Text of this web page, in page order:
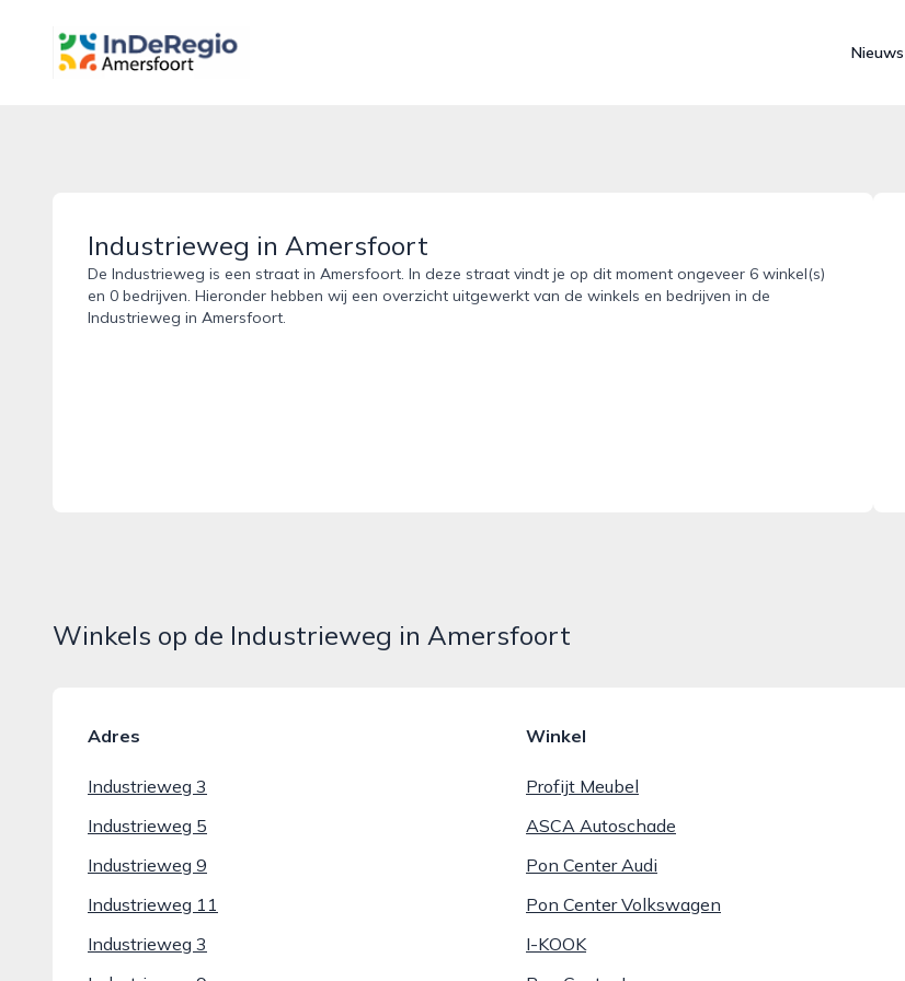
inderegioamersfoort.nl
Nieuws
Industrieweg in Amersfoort
De Industrieweg is een straat in Amersfoort. In deze straat vindt je op dit moment ongeveer 6 winkel(s)
en 0 bedrijven. Hieronder hebben wij een overzicht uitgewerkt van de winkels en bedrijven in de
Industrieweg in Amersfoort.
Winkels op de Industrieweg in Amersfoort
Adres Winkel
Industrieweg 3 Profijt Meubel
Industrieweg 5 ASCA Autoschade
Industrieweg 9 Pon Center Audi
Industrieweg 11 Pon Center Volkswagen
Industrieweg 3 I-KOOK